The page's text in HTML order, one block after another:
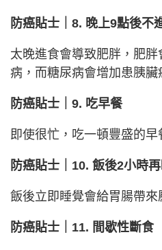
防癌貼士｜8. 晚上9點後不
太晚進食會導致肥胖，肥
病，而糖尿病會增加患胰臟
防癌貼士｜9. 吃早餐
即使很忙，吃一頓豐盛的早
防癌貼士｜10. 飯後2小時
飯後立即睡覺會給胃腸帶來
防癌貼士｜11. 間歇性斷食